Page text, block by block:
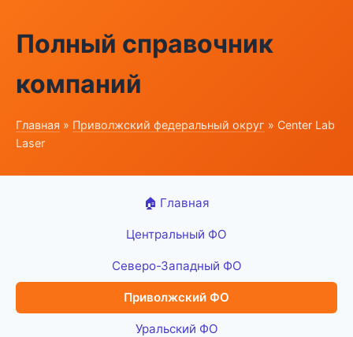
Полный справочник
компаний
Главная » Приволжский федеральный округ » Center Lab
Laser
🏠 Главная
Центральный ФО
Северо-Западный ФО
Приволжский ФО
Уральский ФО